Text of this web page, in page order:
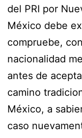
del PRI por
México debe
compruebe,
nacionalidad
antes de
camino
México, a
caso